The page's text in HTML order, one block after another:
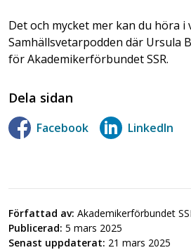
Det och mycket mer kan du höra i
Samhällsvetarpodden där Ursula
för Akademikerförbundet SSR.
Dela sidan
Facebook LinkedIn
Författad av: Akademikerförbundet
Publicerad: 5 mars 2025
Senast uppdaterat: 21 mars 2025